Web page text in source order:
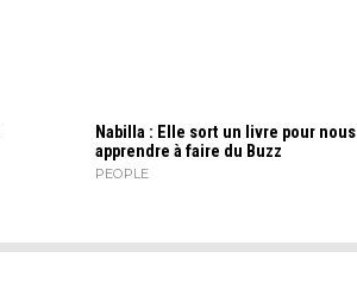
Nabilla : Elle sort un livre pour nous
apprendre à faire du Buzz
PEOPLE